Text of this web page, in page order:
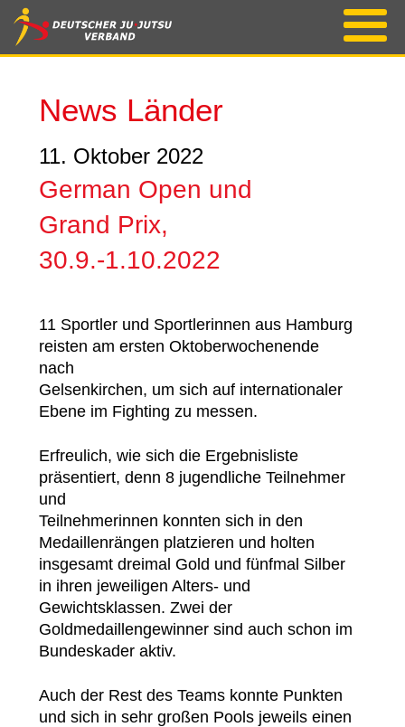
News Länder
11. Oktober 2022
German Open und
Grand Prix,
30.9.-1.10.2022
11 Sportler und Sportlerinnen aus Hamburg
reisten am ersten Oktoberwochenende
nach
Gelsenkirchen, um sich auf internationaler
Ebene im Fighting zu messen.
Erfreulich, wie sich die Ergebnisliste
präsentiert, denn 8 jugendliche Teilnehmer
und
Teilnehmerinnen konnten sich in den
Medaillenrängen platzieren und holten
insgesamt dreimal Gold und fünfmal Silber
in ihren jeweiligen Alters- und
Gewichtsklassen. Zwei der
Goldmedaillengewinner sind auch schon im
Bundeskader aktiv.
Auch der Rest des Teams konnte Punkten
und sich in sehr großen Pools jeweils einen